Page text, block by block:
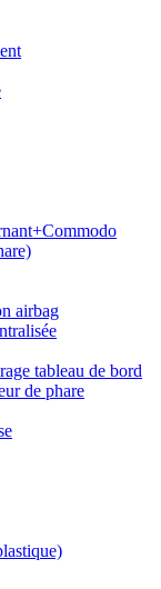
airbag
tableau de bord
de phare